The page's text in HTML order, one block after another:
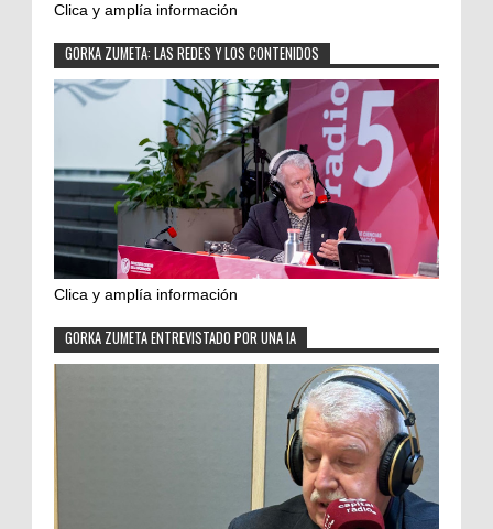
Clica y amplía información
GORKA ZUMETA: LAS REDES Y LOS CONTENIDOS
Clica y amplía información
GORKA ZUMETA ENTREVISTADO POR UNA IA